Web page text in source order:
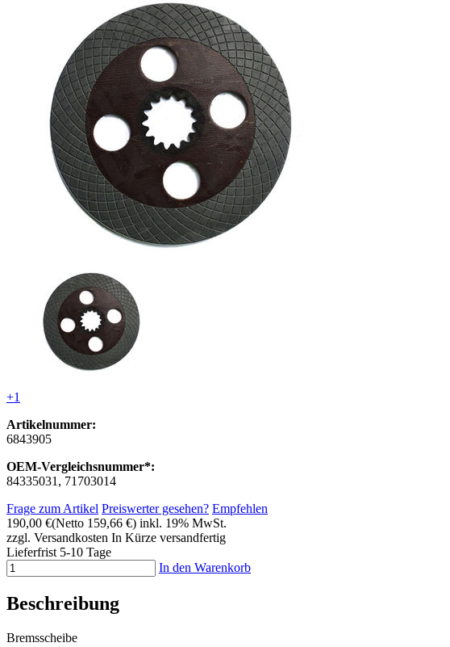
+1
Artikelnummer:
6843905
OEM-Vergleichsnummer*:
84335031, 71703014
Frage zum Artikel Preiswerter gesehen? Empfehlen
190,00 €(Netto 159,66 €) inkl. 19% MwSt.
zzgl. Versandkosten In Kürze versandfertig
Lieferfrist 5-10 Tage
In den Warenkorb
Beschreibung
Bremsscheibe